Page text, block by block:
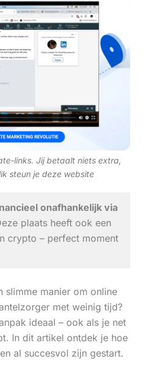
links. Jij betaalt niets extra,
steun je deze website
onafhankelijk via
plaats heeft ook een
crypto – perfect moment
slimme manier om online
met weinig tijd?
ideaal – ook als je net
In dit artikel ontdek je hoe
al succesvol zijn gestart.